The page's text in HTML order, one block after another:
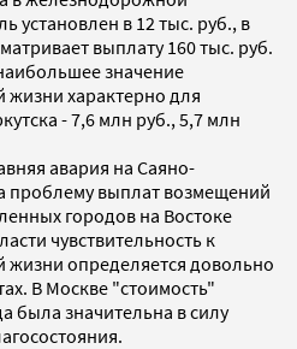
установлен в 12 тыс. руб., в
выплату 160 тыс. руб.
значение
жизни характерно для
- 7,6 млн руб., 5,7 млн
авария на Саяно-
проблему выплат возмещений
городов на Востоке
чувствительность к
жизни определяется довольно
В Москве "стоимость"
была значительна в силу